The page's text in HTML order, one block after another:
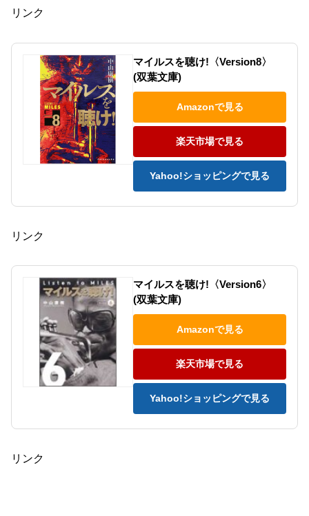
リンク
マイルスを聴け!〈Version8〉
(双葉文庫)
Amazonで見る
楽天市場で見る
Yahoo!ショッピングで見る
リンク
マイルスを聴け!〈Version6〉
(双葉文庫)
Amazonで見る
楽天市場で見る
Yahoo!ショッピングで見る
リンク